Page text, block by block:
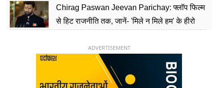
Chirag Paswan Jeevan Parichay: फ्लॉप फिल्म
से हिट राजनीति तक, जानें- 'मिले न मिले हम' के हीरो
ADVERTISEMENT